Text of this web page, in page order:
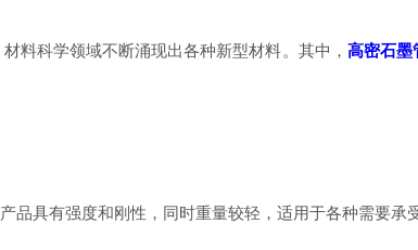
科学领域不断涌现出各种新型材料。其中， 高密石墨
具有强度和刚性，同时重量较轻，适用于各种需要承